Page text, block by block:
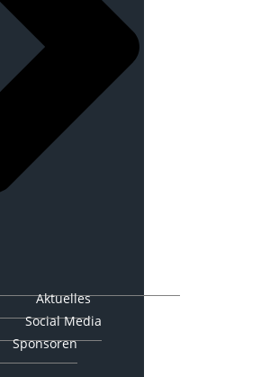
Aktuelles
Social Media
Sponsoren